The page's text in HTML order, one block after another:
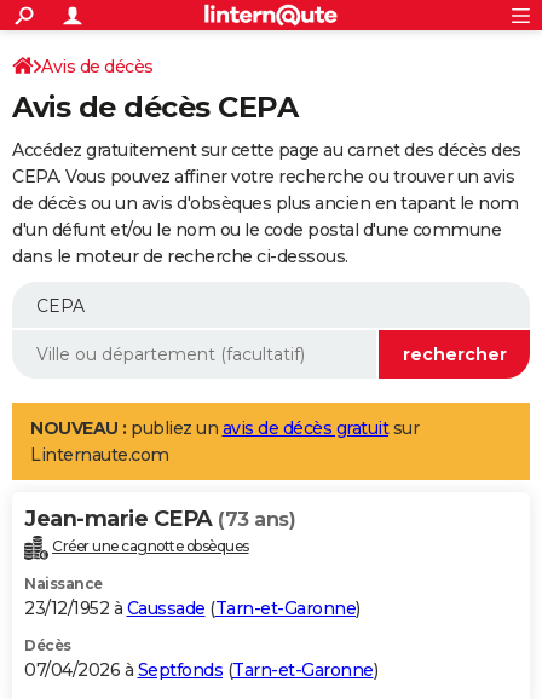
ACTUALITÉS
Politique
Société
Faits Divers
Education
Monde
Villes
+
SPORT
Coupe du monde 2026
Football
Tennis
Cyclisme
Rugby
Forum
Programme TV
TNT
Streaming
Cinéma
Sorties cinéma
Musique
+
FINANCE
Retraite
Impôts
Epargne
Immobilier
Risques naturels par ville
Banque
Assurance
Crédit
AUTO
Essais
Réserver un essai
Citadines
Berlines
SUV
Forum auto
+
Mobiles
Meilleur smartphone
Internet
Ordinateurs
Jeux vidéo
Guide high-tech
Aménagement intérieur
LIFESTYLE
Art de vivre
Bien-être
Loisirs
Mode
Modes de vie
Alimentation
Guide de la santé
Maladies
Médicaments
Sommeil
VOYAGE
Destinations
City break
Voyage nature
Voyage de noces
Forum
Climat
+PHOTO
GUIDES D'ACHAT
BONS PLANS
Avis de décès
Avis de décès CEPA
Accédez gratuitement sur cette page au carnet des décès des
CEPA. Vous pouvez affiner votre recherche ou trouver un avis
de décès ou un avis d'obsèques plus ancien en tapant le nom
d'un défunt et/ou le nom ou le code postal d'une commune
dans le moteur de recherche ci-dessous.
NOUVEAU : publiez un avis de décès gratuitsur
Linternaute.com
Jean-marie CEPA (73 ans)
Créer une cagnotte obsèques
Naissance
23/12/1952 à Caussade (Tarn-et-Garonne)
Décès
07/04/2026 à Septfonds (Tarn-et-Garonne)